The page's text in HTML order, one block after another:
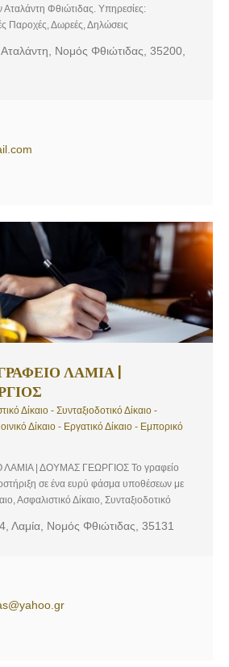
Φθιώτιδας. Υπηρεσίες:
Παροχές, Δωρεές, Δηλώσεις
Νομός Φθιώτιδας, 35200,
ΛΑΜΙΑ |
Δίκαιο - Συνταξιοδοτικό Δίκαιο -
Δίκαιο - Εργατικό Δίκαιο - Εμπορικό
| ΔΟΥΜΑΣ ΓΕΩΡΓΙΟΣ Το γραφείο
σε ένα ευρύ φάσμα υποθέσεων με
Ασφαλιστικό Δίκαιο, Συνταξιοδοτικό
Λαμία, Νομός Φθιώτιδας, 35131